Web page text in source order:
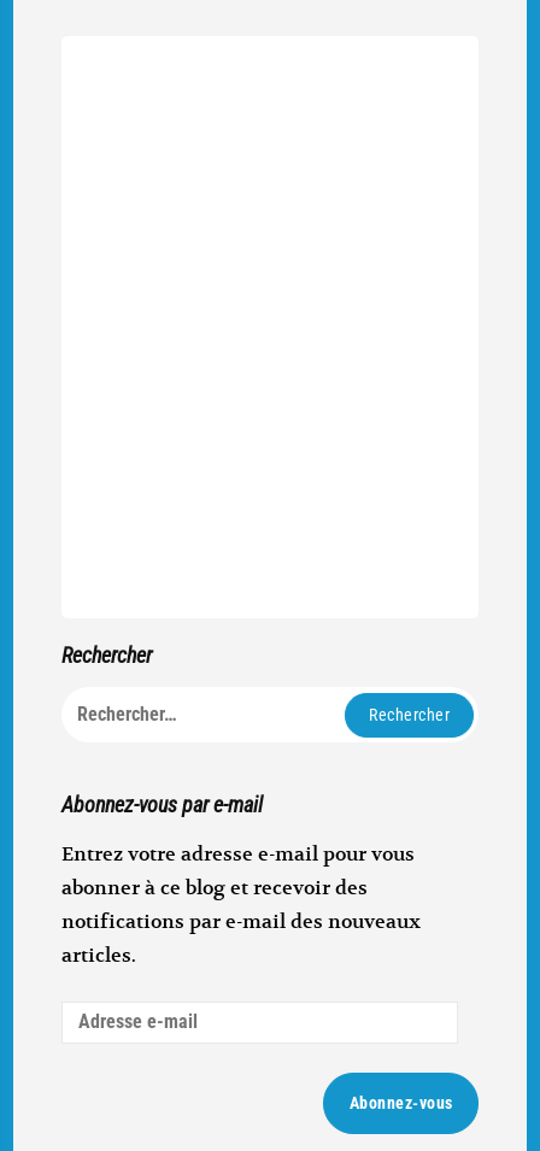
Rechercher
Rechercher :
Abonnez-vous par e-mail
Entrez votre adresse e-mail pour vous
abonner à ce blog et recevoir des
notifications par e-mail des nouveaux
articles.
Adresse
Abonnez-vous